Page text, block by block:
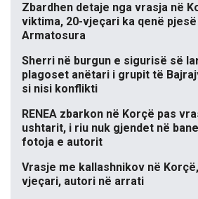
Zbardhen detaje nga vrasja në
viktima, 20-vjeçari ka qenë
Armatosura
Sherri në burgun e sigurisë së
plagoset anëtari i grupit të
si nisi konflikti
RENEA zbarkon në Korçë pas
ushtarit, i riu nuk gjendet në
fotoja e autorit
Vrasje me kallashnikov në
vjeçari, autori në arrati